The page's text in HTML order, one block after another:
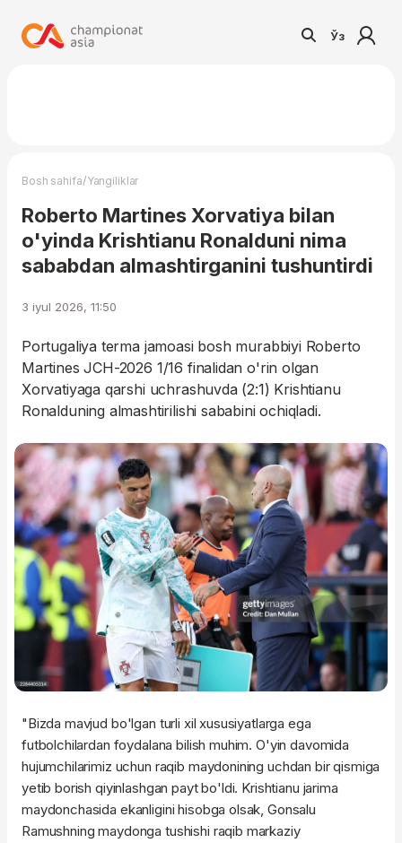
Ўз
Bosh sahifa/Yangiliklar
Roberto Martines Xorvatiya bilan
o'yinda Krishtianu Ronalduni nima
sababdan almashtirganini tushuntirdi
3 iyul 2026, 11:50
Portugaliya terma jamoasi bosh murabbiyi Roberto
Martines JCH-2026 1/16 finalidan o'rin olgan
Xorvatiyaga qarshi uchrashuvda (2:1) Krishtianu
Ronalduning almashtirilishi sababini ochiqladi.
"Bizda mavjud bo'lgan turli xil xususiyatlarga ega
futbolchilardan foydalana bilish muhim. O'yin davomida
hujumchilarimiz uchun raqib maydonining uchdan bir qismiga
yetib borish qiyinlashgan payt bo'ldi. Krishtianu jarima
maydonchasida ekanligini hisobga olsak, Gonsalu
Ramushning maydonga tushishi raqib markaziy